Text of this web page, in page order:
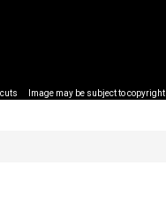
Image may be subject to copyright